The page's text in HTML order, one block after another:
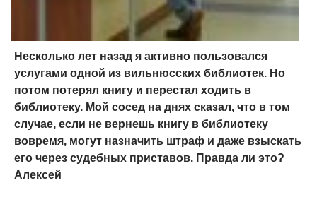
Несколько лет назад я активно пользовался
услугами одной из вильнюсских библиотек. Но
потом потерял книгу и перестал ходить в
библиотеку. Мой сосед на днях сказал, что в том
случае, если не вернешь книгу в библиотеку
вовремя, могут назначить штраф и даже взыскать
его через судебных приставов. Правда ли это?
Алексей